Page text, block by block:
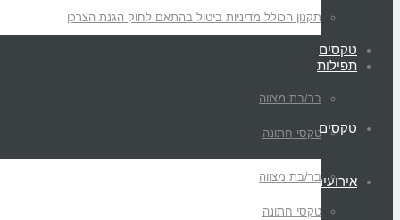
טקסים
בר/בת מצווה
טקסי חתונה
אירועים
תקנון הכולל מדיניות ביטול בהתאם לחוק הגנת הצרכן
תפילות
טקסים
בר/בת מצווה
טקסי חתונה